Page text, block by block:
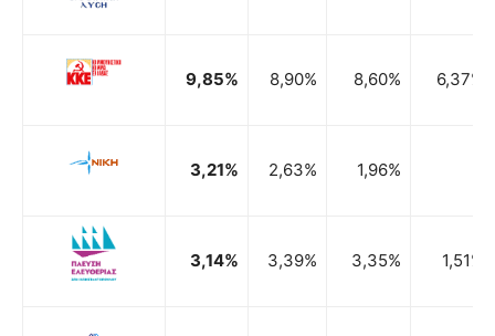
9,85% 8,90% 8,60% 6,37%
3,21% 2,63% 1,96%
3,14% 3,39% 3,35% 1,51%